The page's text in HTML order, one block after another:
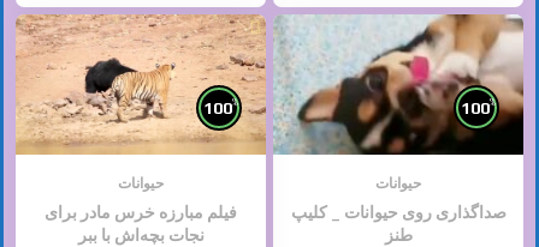
100%
حیوانات
صداگذاری روی حیوانات _ کلیپ
طنز
100%
حیوانات
فیلم مبارزه خرس مادر برای
نجات بچه‌اش با ببر